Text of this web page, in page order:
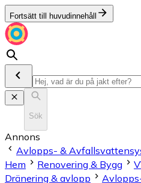
Fortsätt till huvudinnehåll
Sök
Annons
Avlopps- &
Hem
Renovering & Bygg
Dränering & avlopp